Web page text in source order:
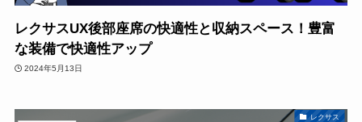
レクサスUX後部座席の快適性と収納スペース！豊富
な装備で快適性アップ
2024年5月13日
レクサス